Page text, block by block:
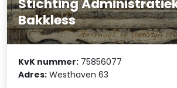
Stichting
Bakkless
KvK nummer: 75856077
Adres: Westhaven 63